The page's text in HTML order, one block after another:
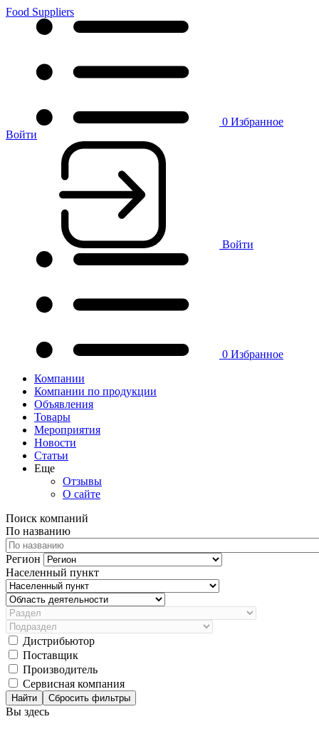
Food Suppliers
0 Избранное
Войти
Войти
0 Избранное
Компании
Компании по продукции
Объявления
Товары
Мероприятия
Новости
Статьи
Еще
Отзывы
О сайте
Поиск компаний
По названию
Регион
Населенный пункт
Дистрибьютор
Поставщик
Производитель
Сервисная компания
Сбросить фильтры
Вы здесь